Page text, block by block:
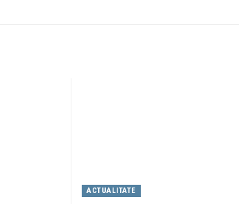
ACTUALITATE